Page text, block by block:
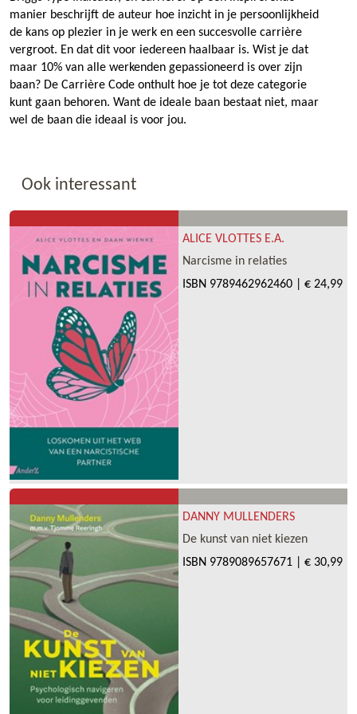
manier beschrijft de auteur hoe inzicht in je persoonlijkheid
de kans op plezier in je werk en een succesvolle carrière
vergroot. En dat dit voor iedereen haalbaar is. Wist je dat
maar 10% van alle werkenden gepassioneerd is over zijn
baan? De Carrière Code onthult hoe je tot deze categorie
kunt gaan behoren. Want de ideale baan bestaat niet, maar
wel de baan die ideaal is voor jou.
Ook interessant
ALICE VLOTTES E.A.
Narcisme in relaties
ISBN 9789462962460 € 24,99
DANNY MULLENDERS
De kunst van niet kiezen
ISBN 9789089657671 € 30,99